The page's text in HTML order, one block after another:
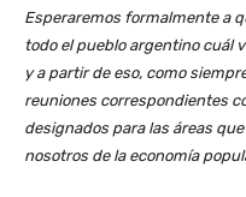
Esperaremos formalmente a
todo el pueblo argentino cuál
y a partir de eso, como
reuniones correspondientes
designados para las áreas
nosotros de la economía